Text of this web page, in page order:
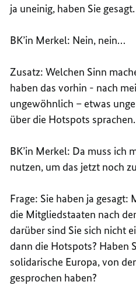
ja uneinig, haben Sie gesagt.
BK’in Merkel: Nein, nein…
Zusatz: Welchen Sinn
haben das vorhin - nach
ungewöhnlich – etwas
über die Hotspots sprachen.
BK’in Merkel: Da muss ich
nutzen, um das jetzt noch
Frage: Sie haben ja gesagt:
die Mitgliedstaaten nach
darüber sind Sie sich nicht
dann die Hotspots? Haben
solidarische Europa, von
gesprochen haben?